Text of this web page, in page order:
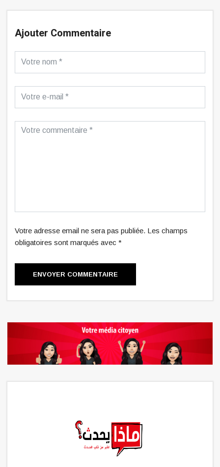
Ajouter Commentaire
Votre adresse email ne sera pas publiée. Les champs
obligatoires sont marqués avec *
ENVOYER COMMENTAIRE